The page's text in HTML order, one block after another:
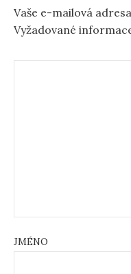
Vaše e-mailová
Vyžadované
JMÉNO